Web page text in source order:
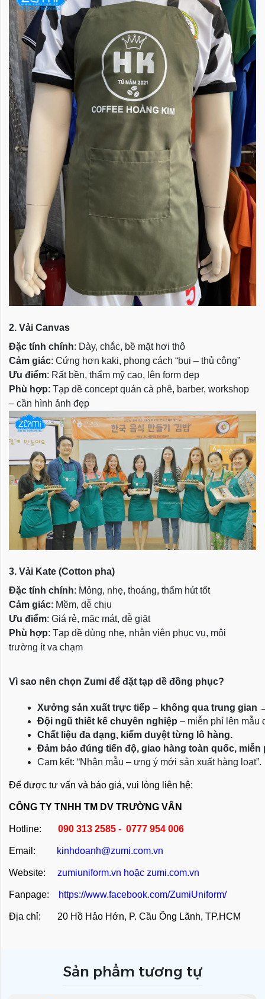
2. Vải Canvas
Đặc tính chính: Dày, chắc, bề mặt hơi thô
Cảm giác: Cứng hơn kaki, phong cách “bụi – thủ công”
Ưu điểm: Rất bền, thẩm mỹ cao, lên form đẹp
Phù hợp: Tạp dề concept quán cà phê, barber, workshop
– cần hình ảnh đẹp
3. Vải Kate (Cotton pha)
Đặc tính chính: Mỏng, nhẹ, thoáng, thấm hút tốt
Cảm giác: Mềm, dễ chịu
Ưu điểm: Giá rẻ, mặc mát, dễ giặt
Phù hợp: Tạp dề dùng nhẹ, nhân viên phục vụ, môi
trường ít va chạm
Vì sao nên chọn Zumi để đặt tạp dề đồng phục?
Xưởng sản xuất trực tiếp – không qua trung gian
Đội ngũ thiết kế chuyên nghiệp – miễn phí lên mẫu
Chất liệu đa dạng, kiểm duyệt từng lô hàng.
Đảm bảo đúng tiến độ, giao hàng toàn quốc, miễn
Cam kết: “Nhận mẫu – ưng ý mới sản xuất hàng loạt”.
Để được tư vấn và báo giá, vui lòng liên hệ:
CÔNG TY TNHH TM DV TRƯỜNG VÂN
Hotline: 090 313 2585 - 0777 954 006
Email: kinhdoanh@zumi.com.vn
Website: zumiuniform.vn hoặc zumi.com.vn
Fanpage: https://www.facebook.com/ZumiUniform/
Địa chỉ: 20 Hồ Hảo Hớn, P. Cầu Ông Lãnh, TP.HCM
Sản phẩm tương tự